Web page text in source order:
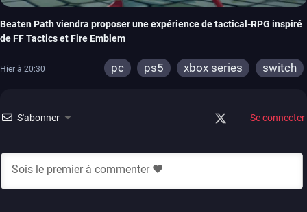
Beaten Path viendra proposer une expérience de tactical-RPG inspiré
de FF Tactics et Fire Emblem
Hier à 20:30 pc ps5 xbox series switch
S'abonner Se connecter